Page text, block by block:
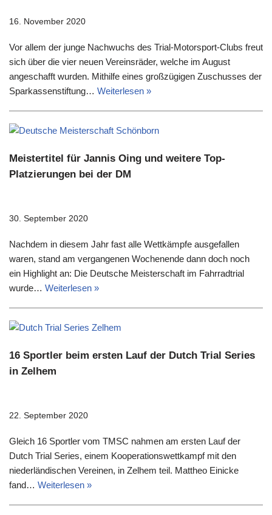
16. November 2020
Vor allem der junge Nachwuchs des Trial-Motorsport-Clubs freut
sich über die vier neuen Vereinsräder, welche im August
angeschafft wurden. Mithilfe eines großzügigen Zuschusses der
Sparkassenstiftung… Weiterlesen »
Meistertitel für Jannis Oing und weitere Top-
Platzierungen bei der DM
30. September 2020
Nachdem in diesem Jahr fast alle Wettkämpfe ausgefallen
waren, stand am vergangenen Wochenende dann doch noch
ein Highlight an: Die Deutsche Meisterschaft im Fahrradtrial
wurde… Weiterlesen »
16 Sportler beim ersten Lauf der Dutch Trial Series
in Zelhem
22. September 2020
Gleich 16 Sportler vom TMSC nahmen am ersten Lauf der
Dutch Trial Series, einem Kooperationswettkampf mit den
niederländischen Vereinen, in Zelhem teil. Mattheo Einicke
fand… Weiterlesen »